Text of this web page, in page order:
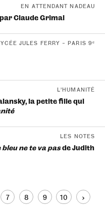
Claude Grimal
EN ATTENDANT NADEAU
JULES FERRY – PARIS 9ᵉ
la petite fille qui
L’HUMANITÉ
bleu ne te va pasde Judith
LES NOTES
7 8 9 10 ›